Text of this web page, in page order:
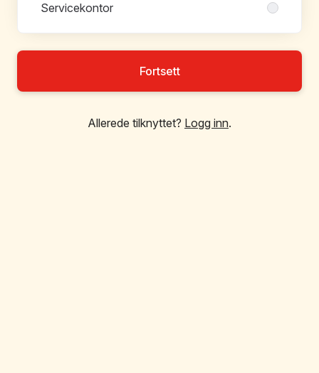
Servicekontor
Fortsett
Allerede tilknyttet? Logg inn.